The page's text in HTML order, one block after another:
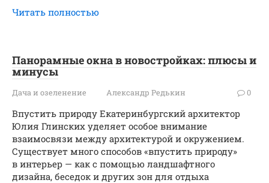
Читать полностью
Панорамные окна в новостройках: плюсы и
минусы
Дача и озеленение Александр Редькин 0
Впустить природу Екатеринбургский архитектор
Юлия Глинских уделяет особое внимание
взаимосвязи между архитектурой и окружением.
Существует много способов «впустить природу»
в интерьер — как с помощью ландшафтного
дизайна, беседок и других зон для отдыха